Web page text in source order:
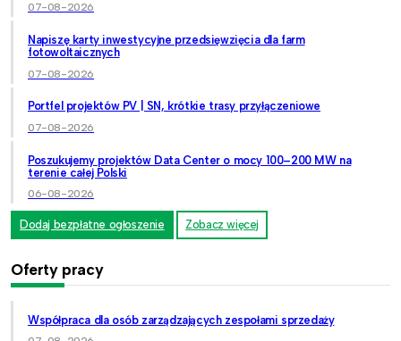
07-08-2026
Napiszę karty inwestycyjne przedsięwzięcia dla farm
fotowoltaicznych
07-08-2026
Portfel projektów PV | SN, krótkie trasy przyłączeniowe
07-08-2026
Poszukujemy projektów Data Center o mocy 100–200 MW na
terenie całej Polski
06-08-2026
Dodaj bezpłatne ogłoszenie Zobacz więcej
Oferty pracy
Współpraca dla osób zarządzających zespołami sprzedaży